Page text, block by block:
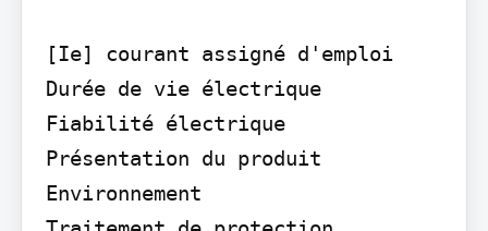
[Ie] courant assigné d'emploi
Durée de vie électrique
Fiabilité électrique
Présentation du produit
Environnement